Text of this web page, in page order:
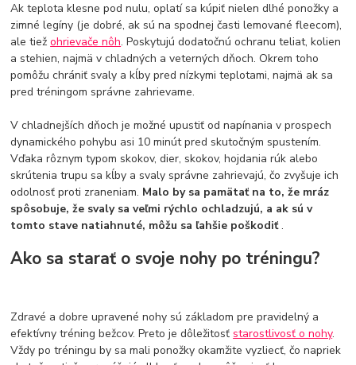
Ak teplota klesne pod nulu, oplatí sa kúpiť nielen dlhé ponožky a
zimné legíny (je dobré, ak sú na spodnej časti lemované fleecom),
ale tiežohrievače nôh. Poskytujú dodatočnú ochranu teliat, kolien
a stehien, najmä v chladných a veterných dňoch. Okrem toho
pomôžu chrániť svaly a kĺby pred nízkymi teplotami, najmä ak sa
pred tréningom správne zahrievame.
V chladnejších dňoch je možné upustiť od napínania v prospech
dynamického pohybu asi 10 minút pred skutočným spustením.
Vďaka rôznym typom skokov, dier, skokov, hojdania rúk alebo
skrútenia trupu sa kĺby a svaly správne zahrievajú, čo zvyšuje ich
odolnosť proti zraneniam. Malo by sa pamätať na to, že mráz
spôsobuje, že svaly sa veľmi rýchlo ochladzujú, a ak sú v
tomto stave natiahnuté, môžu sa ľahšie poškodiť.
Ako sa starať o svoje nohy po tréningu?
Zdravé a dobre upravené nohy sú základom pre pravidelný a
efektívny tréning bežcov. Preto je dôležitosťstarostlivosť o nohy.
Vždy po tréningu by sa mali ponožky okamžite vyzliecť, čo napriek